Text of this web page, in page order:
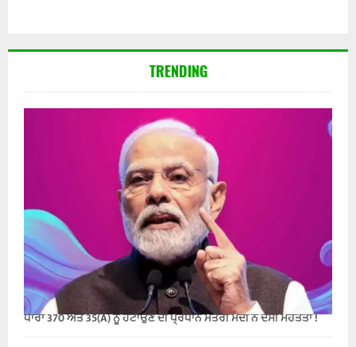
TRENDING
ਧਾਰਾ 370 ਅਤੇ 35(A) ਨੂੰ ਹਟਾਉਣ ਦੀ ਪ੍ਰਧਾਨ ਮੰਤਰੀ ਮੋਦੀ ਨੇ ਦੱਸੀ ਮਹੱਤਤਾ !